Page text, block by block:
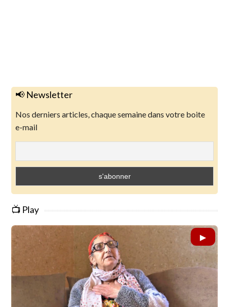
📢 Newsletter
Nos derniers articles, chaque semaine dans votre boite
e-mail
📺 Play